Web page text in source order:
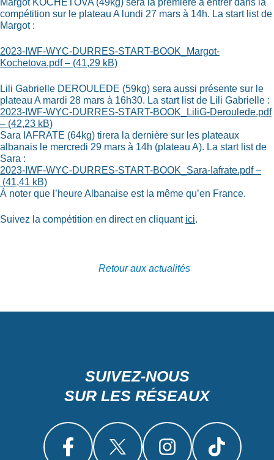
Margot KOCHETOVA (49kg) sera la première à entrer dans la
compétition sur le plateau A lundi 27 mars à 14h. La start list de
Margot :
2023-IWF-WYC-DURRES-START-BOOK_Margot-
Kochetova.pdf – (41,29 kB)
Lili Gabrielle DEROULEDE (59kg) sera aussi présente sur le
plateau A mardi 28 mars à 16h30. La start list de Lili Gabrielle :
2023-IWF-WYC-DURRES-START-BOOK_LiliG-Deroulede.pdf
– (42,23 kB)
Sara IAFRATE (64kg) tirera la dernière sur les plateaux
albanais le mercredi 29 mars à 14h (plateau A). La start list de
Sara :
2023-IWF-WYC-DURRES-START-BOOK_Sara-Iafrate.pdf –
(41,41 kB)
À noter que l’heure Albanaise est la même qu’en France.
Suivez la compétition en direct en cliquant ici.
Retour aux actualités
SUIVEZ-NOUS
SUR LES RÉSEAUX